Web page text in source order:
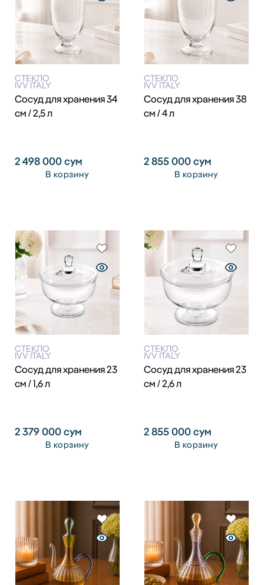
СТЕКЛО
IVV ITALY
Сосуд для хранения 34
см / 2,5 л
2 498 000сум
В корзину
СТЕКЛО
IVV ITALY
Сосуд для хранения 38
см / 4 л
2 855 000сум
В корзину
СТЕКЛО
IVV ITALY
Сосуд для хранения 23
см / 1,6 л
2 379 000сум
В корзину
СТЕКЛО
IVV ITALY
Сосуд для хранения 23
см / 2,6 л
2 855 000сум
В корзину